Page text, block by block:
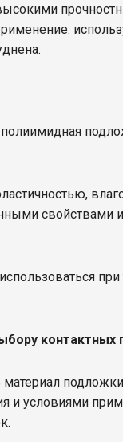
свойствами и
при
контактных
подложки
и условиями